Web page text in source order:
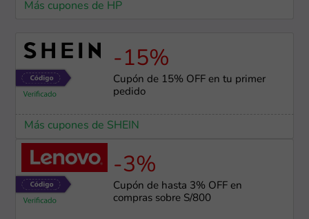
Más cupones de HP
-15%
Cupón de 15% OFF en tu primer
pedido
Más cupones de SHEIN
-3%
Cupón de hasta 3% OFF en
compras sobre S/800